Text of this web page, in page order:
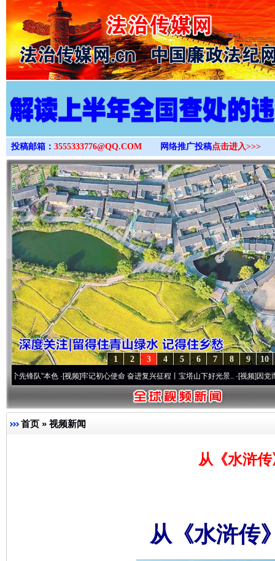
>
投稿邮箱： 3555333776@QQ.COM 网络推广投稿点击进入>>>
10
9
8
7
6
5
4
3
2
1
”本色·[视频]牢记初心使命 奋进复兴征程丨宝塔山下好光景..·[视频]因党而生 为党
首页 » 视频新闻
从《水浒
从《水浒传